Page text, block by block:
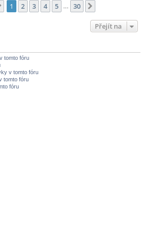
Stránka z 30
1 2 3 4 5 30
Přejít na
tomto fóru
v tomto fóru
tomto fóru
fóru